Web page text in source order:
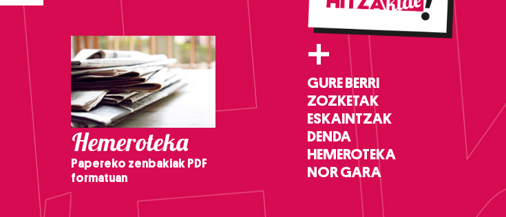
Hemeroteka
Papereko zenbakiak PDF
formatuan
+
GURE BERRI
ZOZKETAK
ESKAINTZAK
DENDA
HEMEROTEKA
NOR GARA